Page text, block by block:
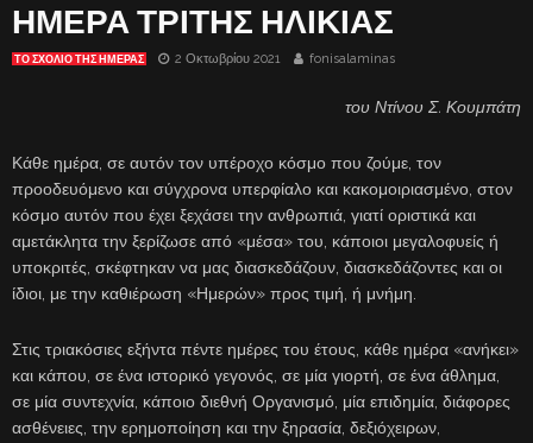
ΗΜΕΡΑ ΤΡΙΤΗΣ ΗΛΙΚΙΑΣ
ΤΟ ΣΧΌΛΙΟ ΤΗΣ ΗΜΈΡΑΣ 2 Οκτωβρίου 2021 fonisalaminas
του Ντίνου Σ. Κουμπάτη
Κάθε ημέρα, σε αυτόν τον υπέροχο κόσμο που ζούμε, τον
προοδευόμενο και σύγχρονα υπερφίαλο και κακομοιριασμένο, στον
κόσμο αυτόν που έχει ξεχάσει την ανθρωπιά, γιατί οριστικά και
αμετάκλητα την ξερίζωσε από «μέσα» του, κάποιοι μεγαλοφυείς ή
υποκριτές, σκέφτηκαν να μας διασκεδάζουν, διασκεδάζοντες και οι
ίδιοι, με την καθιέρωση «Ημερών» προς τιμή, ή μνήμη.
Στις τριακόσιες εξήντα πέντε ημέρες του έτους, κάθε ημέρα «ανήκει»
και κάπου, σε ένα ιστορικό γεγονός, σε μία γιορτή, σε ένα άθλημα,
σε μία συντεχνία, κάποιο διεθνή Οργανισμό, μία επιδημία, διάφορες
ασθένειες, την ερημοποίηση και την ξηρασία, δεξιόχειρων,